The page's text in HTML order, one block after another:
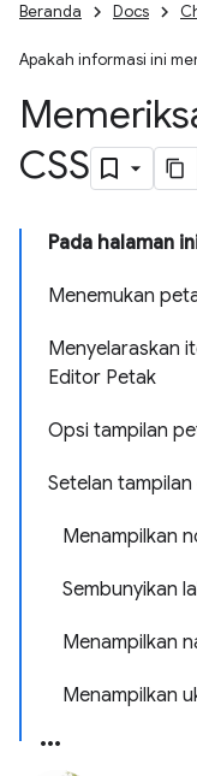
Beranda Docs
Apakah informasi ini
CSS
Pada halaman
Menemukan
Menyelaraskan
Editor Petak
Opsi tampilan
Setelan
Menampilkan
Sembunyikan
Menampilkan
Menampilkan